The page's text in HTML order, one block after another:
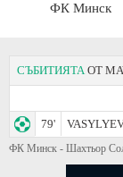
ФК Минск
СЪБИТИЯТА ОТ
79'
ФК Минск - Шахтьор